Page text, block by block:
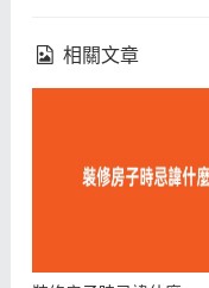
相關文章